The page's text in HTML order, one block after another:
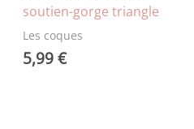
soutien-gorge triangle
Les coques
5,99€